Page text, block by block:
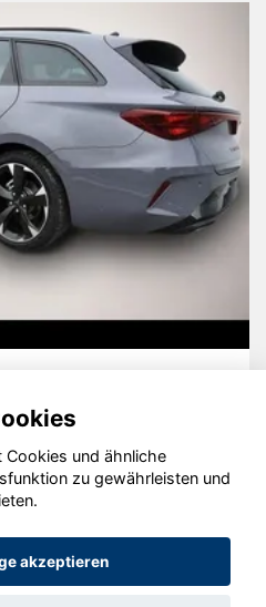
GmbH 2020 - 2026
Cookies und ähnliche
zu gewährleisten und
akzeptieren